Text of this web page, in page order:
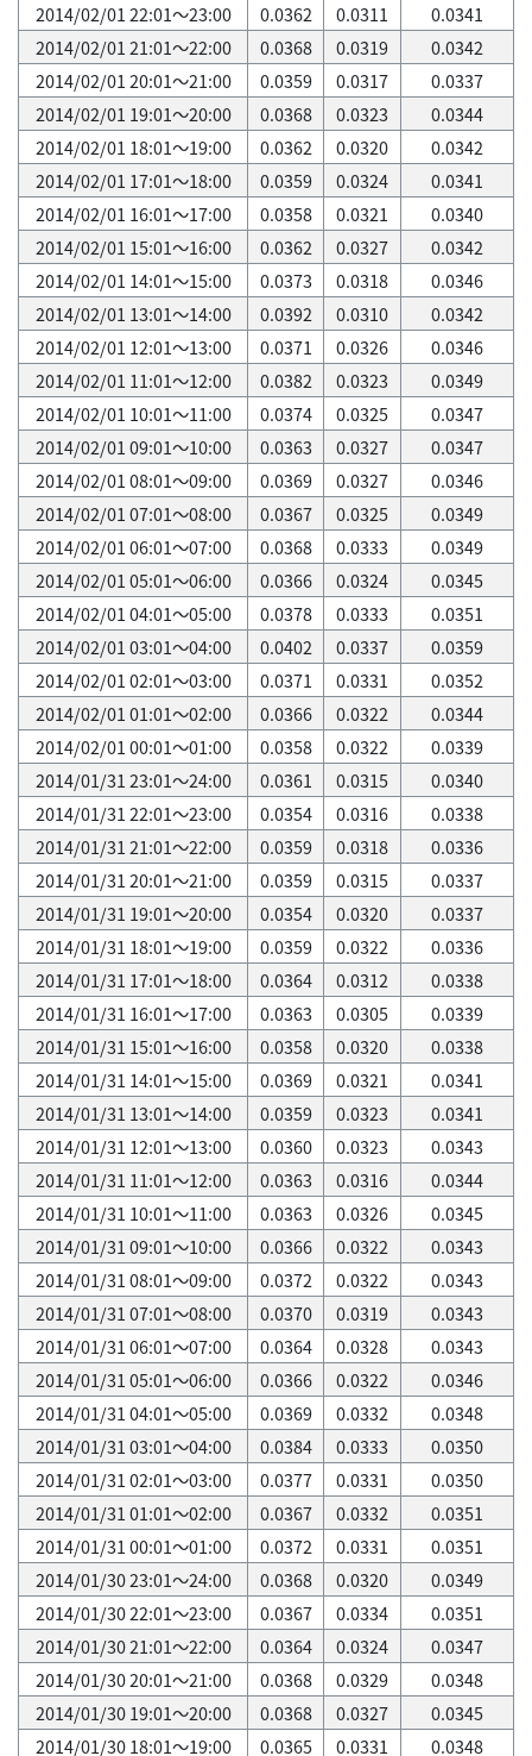
2014/02/01 22:01～23:00
0.0362 0.0311
0.0341
2014/02/01 21:01～22:00
0.0368 0.0319
0.0342
2014/02/01 20:01～21:00
0.0359 0.0317
0.0337
2014/02/01 19:01～20:00
0.0368 0.0323
0.0344
2014/02/01 18:01～19:00
0.0362 0.0320
0.0342
2014/02/01 17:01～18:00
0.0359 0.0324
0.0341
2014/02/01 16:01～17:00
0.0358 0.0321
0.0340
2014/02/01 15:01～16:00
0.0362 0.0327
0.0342
2014/02/01 14:01～15:00
0.0373 0.0318
0.0346
2014/02/01 13:01～14:00
0.0392 0.0310
0.0342
2014/02/01 12:01～13:00
0.0371 0.0326
0.0346
2014/02/01 11:01～12:00
0.0382 0.0323
0.0349
2014/02/01 10:01～11:00
0.0374 0.0325
0.0347
2014/02/01 09:01～10:00
0.0363 0.0327
0.0347
2014/02/01 08:01～09:00
0.0369 0.0327
0.0346
2014/02/01 07:01～08:00
0.0367 0.0325
0.0349
2014/02/01 06:01～07:00
0.0368 0.0333
0.0349
2014/02/01 05:01～06:00
0.0366 0.0324
0.0345
2014/02/01 04:01～05:00
0.0378 0.0333
0.0351
2014/02/01 03:01～04:00
0.0402 0.0337
0.0359
2014/02/01 02:01～03:00
0.0371 0.0331
0.0352
2014/02/01 01:01～02:00
0.0366 0.0322
0.0344
2014/02/01 00:01～01:00
0.0358 0.0322
0.0339
2014/01/31 23:01～24:00
0.0361 0.0315
0.0340
2014/01/31 22:01～23:00
0.0354 0.0316
0.0338
2014/01/31 21:01～22:00
0.0359 0.0318
0.0336
2014/01/31 20:01～21:00
0.0359 0.0315
0.0337
2014/01/31 19:01～20:00
0.0354 0.0320
0.0337
2014/01/31 18:01～19:00
0.0359 0.0322
0.0336
2014/01/31 17:01～18:00
0.0364 0.0312
0.0338
2014/01/31 16:01～17:00
0.0363 0.0305
0.0339
2014/01/31 15:01～16:00
0.0358 0.0320
0.0338
2014/01/31 14:01～15:00
0.0369 0.0321
0.0341
2014/01/31 13:01～14:00
0.0359 0.0323
0.0341
2014/01/31 12:01～13:00
0.0360 0.0323
0.0343
2014/01/31 11:01～12:00
0.0363 0.0316
0.0344
2014/01/31 10:01～11:00
0.0363 0.0326
0.0345
2014/01/31 09:01～10:00
0.0366 0.0322
0.0343
2014/01/31 08:01～09:00
0.0372 0.0322
0.0343
2014/01/31 07:01～08:00
0.0370 0.0319
0.0343
2014/01/31 06:01～07:00
0.0364 0.0328
0.0343
2014/01/31 05:01～06:00
0.0366 0.0322
0.0346
2014/01/31 04:01～05:00
0.0369 0.0332
0.0348
2014/01/31 03:01～04:00
0.0384 0.0333
0.0350
2014/01/31 02:01～03:00
0.0377 0.0331
0.0350
2014/01/31 01:01～02:00
0.0367 0.0332
0.0351
2014/01/31 00:01～01:00
0.0372 0.0331
0.0351
2014/01/30 23:01～24:00
0.0368 0.0320
0.0349
2014/01/30 22:01～23:00
0.0367 0.0334
0.0351
2014/01/30 21:01～22:00
0.0364 0.0324
0.0347
2014/01/30 20:01～21:00
0.0368 0.0329
0.0348
2014/01/30 19:01～20:00
0.0368 0.0327
0.0345
2014/01/30 18:01～19:00
0.0365 0.0331 0.0348